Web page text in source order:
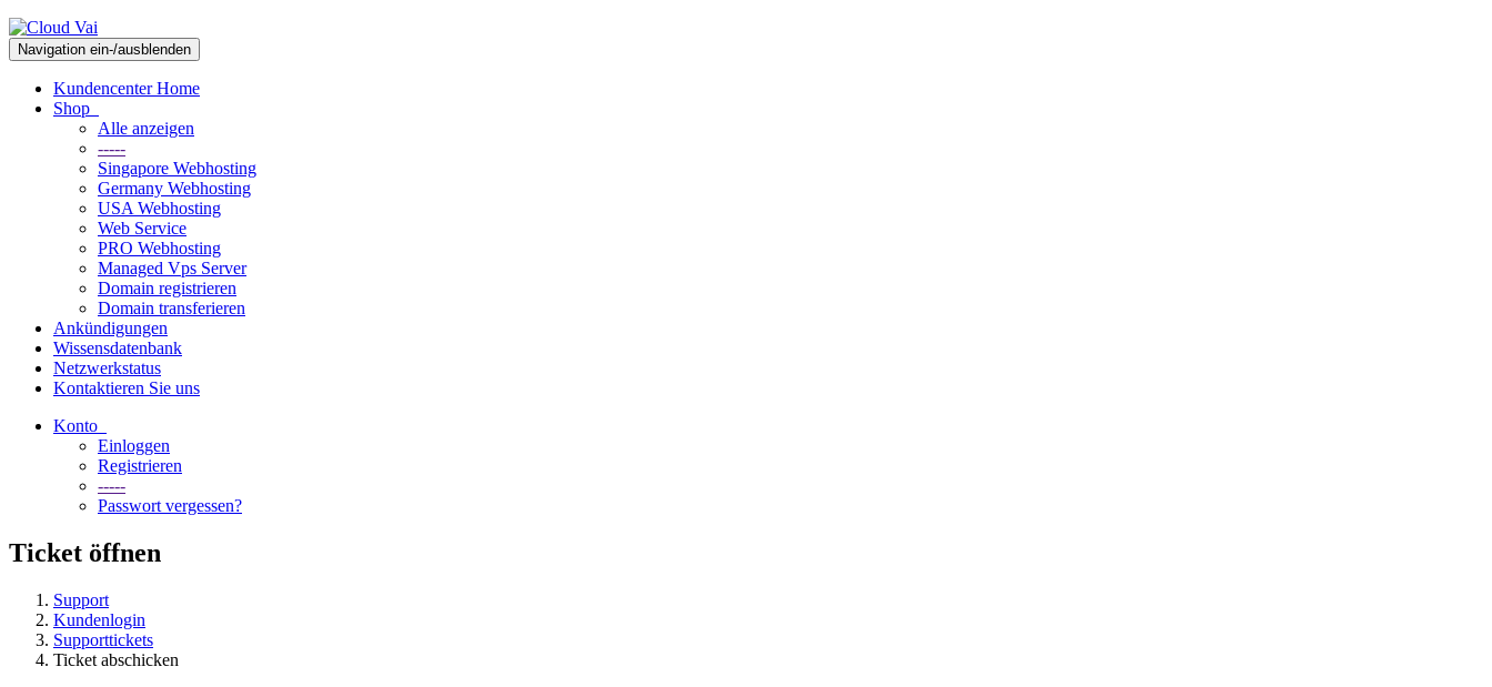
Navigation ein-/ausblenden
Kundencenter Home
Shop
Alle anzeigen
-----
Singapore Webhosting
Germany Webhosting
USA Webhosting
Web Service
PRO Webhosting
Managed Vps Server
Domain registrieren
Domain transferieren
Ankündigungen
Wissensdatenbank
Netzwerkstatus
Kontaktieren Sie uns
Konto
Einloggen
Registrieren
-----
Passwort vergessen?
Ticket öffnen
Support
Kundenlogin
Supporttickets
Ticket abschicken